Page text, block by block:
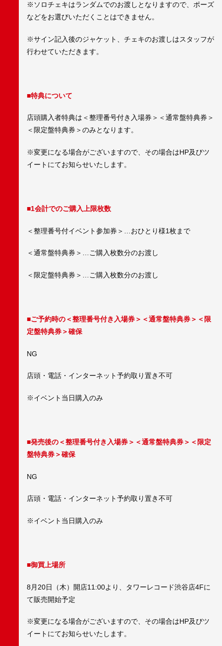
※ソロチェキはランダムでのお渡しとなりますので、ポーズ
などをお選びいただくことはできません。
※サイン記入後のジャケット、チェキのお渡しはスタッフが
行わせていただきます。
■特典について
店頭購入者特典は＜整理番号付き入場券＞＜通常盤特典券＞
＜限定盤特典券＞のみとなります。
※変更になる場合がございますので、その場合はHP及びツ
イートにてお知らせいたします。
■1会計でのご購入上限枚数
＜整理番号付イベント参加券＞…おひとり様1枚まで
＜通常盤特典券＞…ご購入枚数分のお渡し
＜限定盤特典券＞…ご購入枚数分のお渡し
■ご予約時の＜整理番号付き入場券＞＜通常盤特典券＞＜限
定盤特典券＞確保
NG
店頭・電話・インターネット予約取り置き不可
※イベント当日購入のみ
■発売後の＜整理番号付き入場券＞＜通常盤特典券＞＜限定
盤特典券＞確保
NG
店頭・電話・インターネット予約取り置き不可
※イベント当日購入のみ
■御買上場所
8月20日（木）開店11:00より、タワーレコード渋谷店4Fに
て販売開始予定
※変更になる場合がございますので、その場合はHP及びツ
イートにてお知らせいたします。